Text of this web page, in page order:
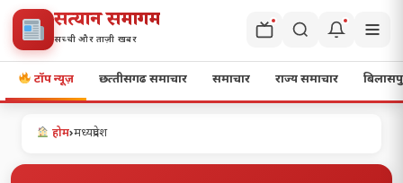
सत्यज्ञान समागम
सच्ची और ताज़ी खबर
टॉप न्यूज़ छत्‍तीसगढ समाचार समाचार राज्य समाचार
होम›मध्‍यप्रदेश